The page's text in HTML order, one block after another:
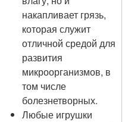
накапливает грязь,
которая служит
отличной средой для
развития
микроорганизмов, в
том числе
болезнетворных.
Любые игрушки